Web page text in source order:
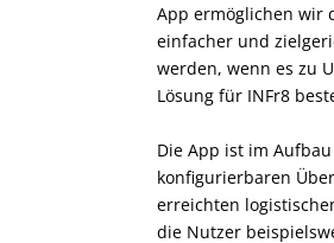
App ermöglichen wir
einfacher und
werden, wenn es zu
Lösung für INFr8
Die App ist im
konfigurierbaren
erreichten
die Nutzer